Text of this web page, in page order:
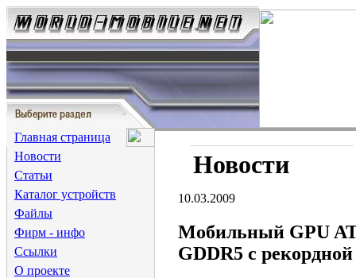
Главная страница
Новости
Статьи
Каталог устройств
Файлы
Фирм - инфо
Ссылки
О проекте
Новости
10.03.2009
Мобильный GPU
GDDR5 с